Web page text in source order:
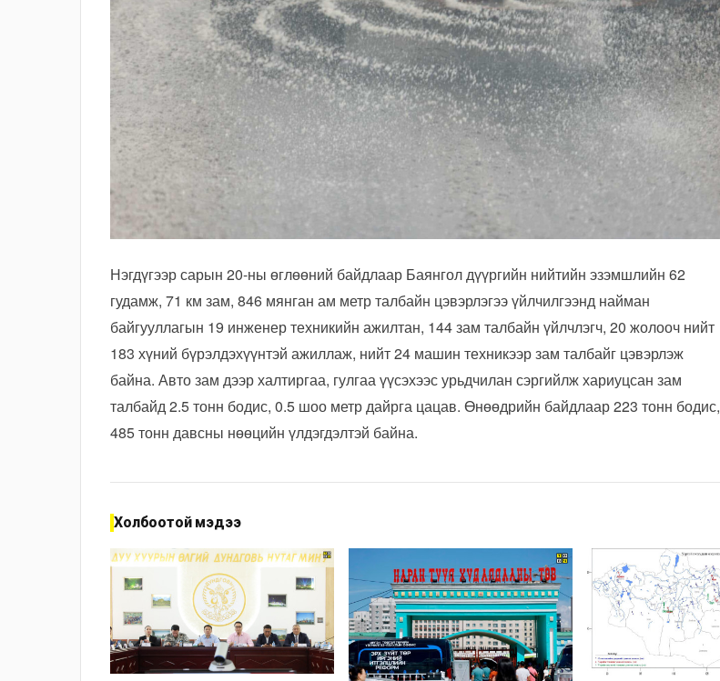
Нэгдүгээр сарын 20-ны өглөөний байдлаар Баянгол дүүргийн нийтийн эзэмшлийн 62
гудамж, 71 км зам, 846 мянган ам метр талбайн цэвэрлэгээ үйлчилгээнд найман
байгууллагын 19 инженер техникийн ажилтан, 144 зам талбайн үйлчлэгч, 20 жолооч нийт
183 хүний бүрэлдэхүүнтэй ажиллаж, нийт 24 машин техникээр зам талбайг цэвэрлэж
байна. Авто зам дээр халтиргаа, гулгаа үүсэхээс урьдчилан сэргийлж хариуцсан зам
талбайд 2.5 тонн бодис, 0.5 шоо метр дайрга цацав. Өнөөдрийн байдлаар 223 тонн бодис,
485 тонн давсны нөөцийн үлдэгдэлтэй байна.
Холбоотой мэдээ